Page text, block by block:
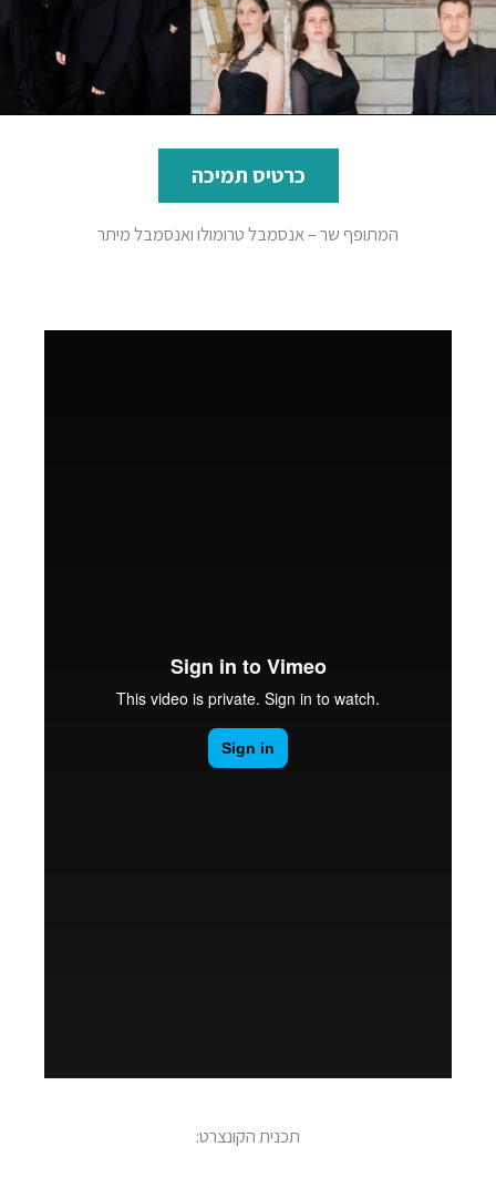
כרטיס תמיכה
המתופף שר – אנסמבל טרומולו ואנסמבל מיתר
תכנית הקונצרט: